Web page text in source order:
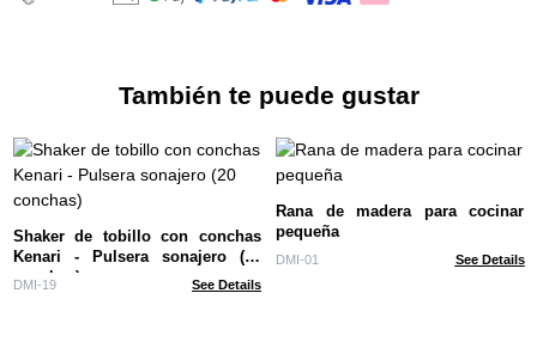
También te puede gustar
Shaker de tobillo con conchas
Kenari - Pulsera sonajero (20
conchas)
DMI-19 See Details
Rana de madera para cocinar
pequeña
DMI-01 See Details